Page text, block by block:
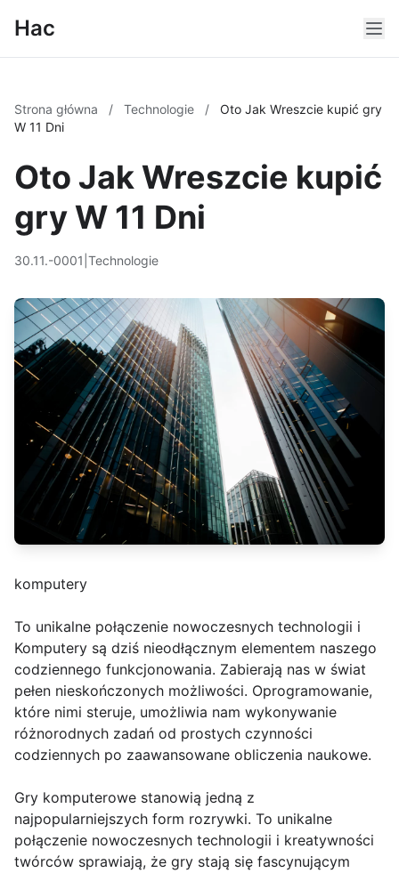
Hac
Strona główna / Technologie /
Oto Jak Wreszcie kupić gry
W 11 Dni
Oto Jak Wreszcie kupić
gry W 11 Dni
30.11.-0001 Technologie
komputery
To unikalne połączenie nowoczesnych technologii i
Komputery są dziś nieodłącznym elementem naszego
codziennego funkcjonowania. Zabierają nas w świat
pełen nieskończonych możliwości. Oprogramowanie,
które nimi steruje, umożliwia nam wykonywanie
różnorodnych zadań od prostych czynności
codziennych po zaawansowane obliczenia naukowe.
Gry komputerowe stanowią jedną z
najpopularniejszych form rozrywki. To unikalne
połączenie nowoczesnych technologii i kreatywności
twórców sprawiają, że gry stają się fascynującym